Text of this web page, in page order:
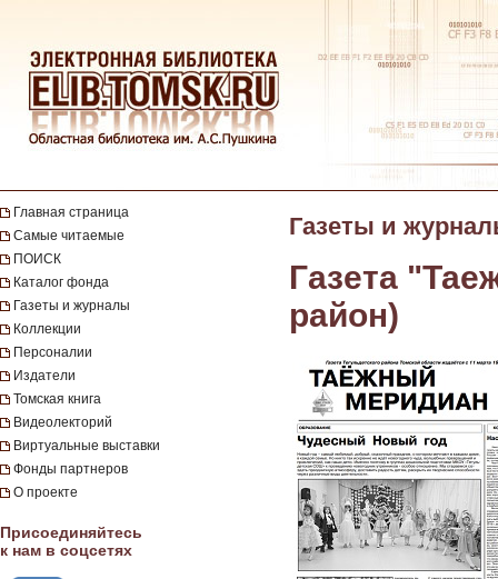
Главная страница
Самые читаемые
ПОИСК
Каталог фонда
Газеты и журналы
Коллекции
Персоналии
Издатели
Томская книга
Видеолекторий
Виртуальные выставки
Фонды партнеров
О проекте
Присоединяйтесь
к нам в соцсетях
Газеты и
Газета
район)